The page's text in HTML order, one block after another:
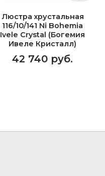
Люстра хрустальная
116/10/141 Ni Bohemia
Ivele Crystal (Богемия
Ивеле Кристалл)
42 740 руб.